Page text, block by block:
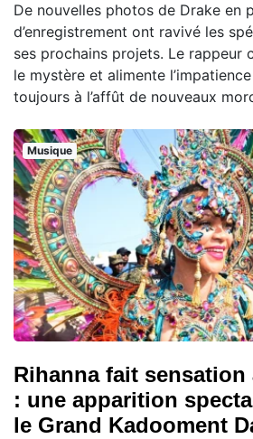
De nouvelles photos de Drake en
d’enregistrement ont ravivé les
ses prochains projets. Le rappeur
le mystère et alimente
toujours à l’affût de nouveaux
Musique
Rihanna fait sensation
: une apparition
le Grand Kadooment